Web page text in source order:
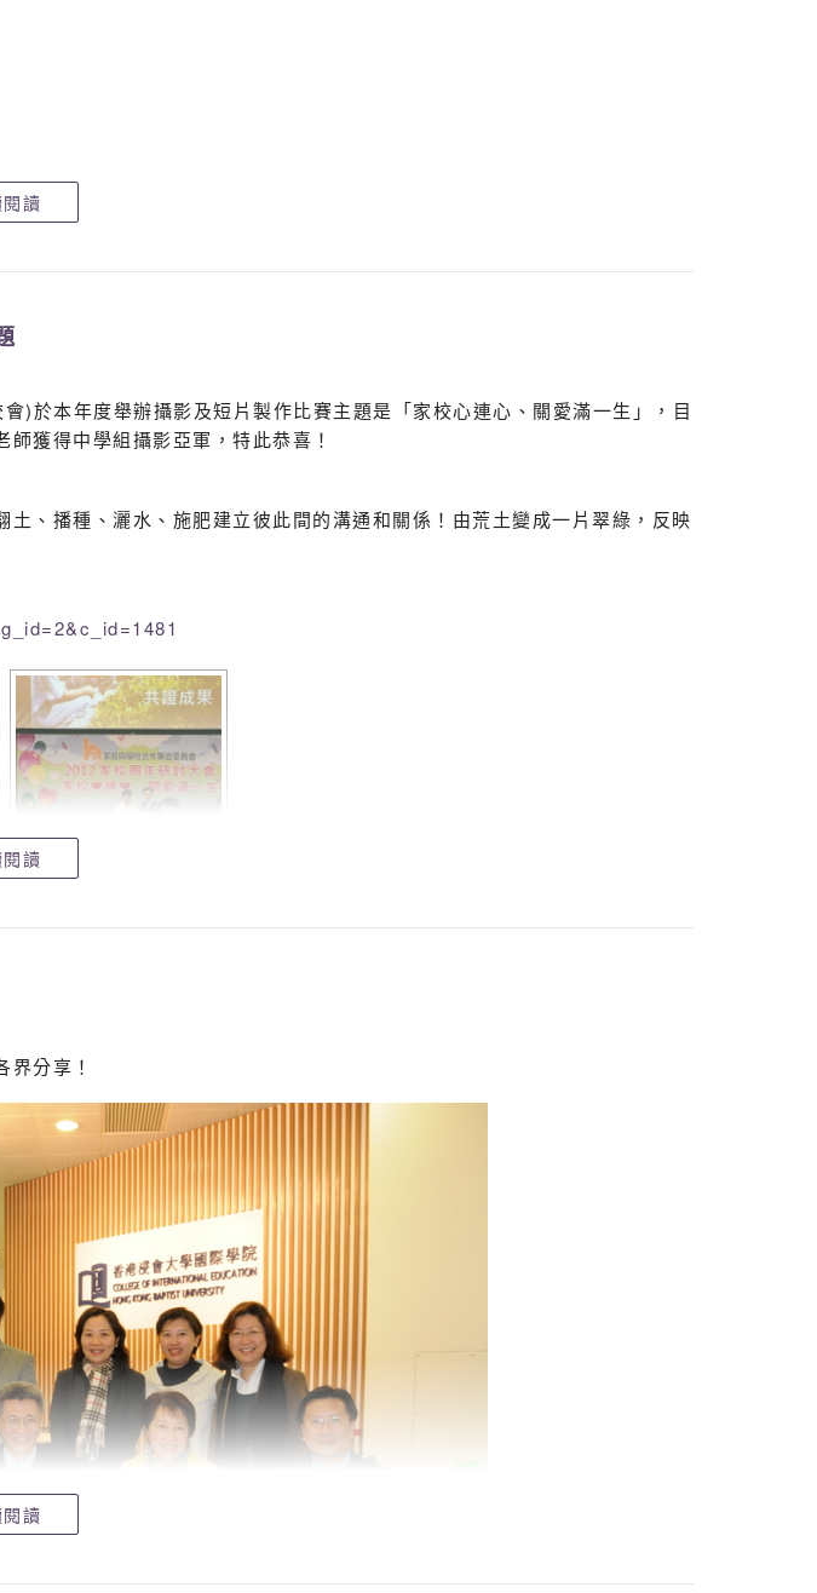
讀
)於本年度舉辦攝影及短片製作比賽主題是「家校心連心、關愛滿一生」，目
獲得中學組攝影亞軍，特此恭喜！
、播種、灑水、施肥建立彼此間的溝通和關係！由荒土變成一片翠綠，反映
讀
分享！
讀